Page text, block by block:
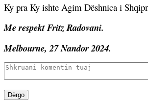
Ky pra Ky ishte Agim Dëshnica i
Me respekt Fritz Radovani.
Melbourne, 27 Nandor 2024.
Dërgo